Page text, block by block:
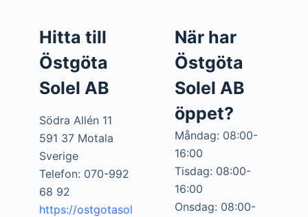
Hitta till
Östgöta
Solel AB
Södra Allén 11
591 37 Motala
Sverige
Telefon: 070-992
68 92
https://ostgotasol
När har
Östgöta
Solel AB
öppet?
Måndag: 08:00-
16:00
Tisdag: 08:00-
16:00
Onsdag: 08:00-